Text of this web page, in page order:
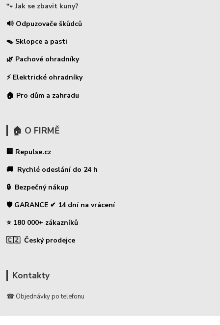
🐾 Jak se zbavit kuny?
🔊 Odpuzovače škůdců
🪤 Sklopce a pasti
🌿 Pachové ohradníky
⚡ Elektrické ohradníky
🏠 Pro dům a zahradu
🏠 O FIRMĚ
🏢 Repulse.cz
🚚 Rychlé odeslání do 24 h
🔒 Bezpečný nákup
🛡️ GARANCE ✔ 14 dní na vrácení
⭐ 180 000+ zákazníků
🇨🇿 Český prodejce
Kontakty
☎ Objednávky po telefonu
🛡️ Infolinka